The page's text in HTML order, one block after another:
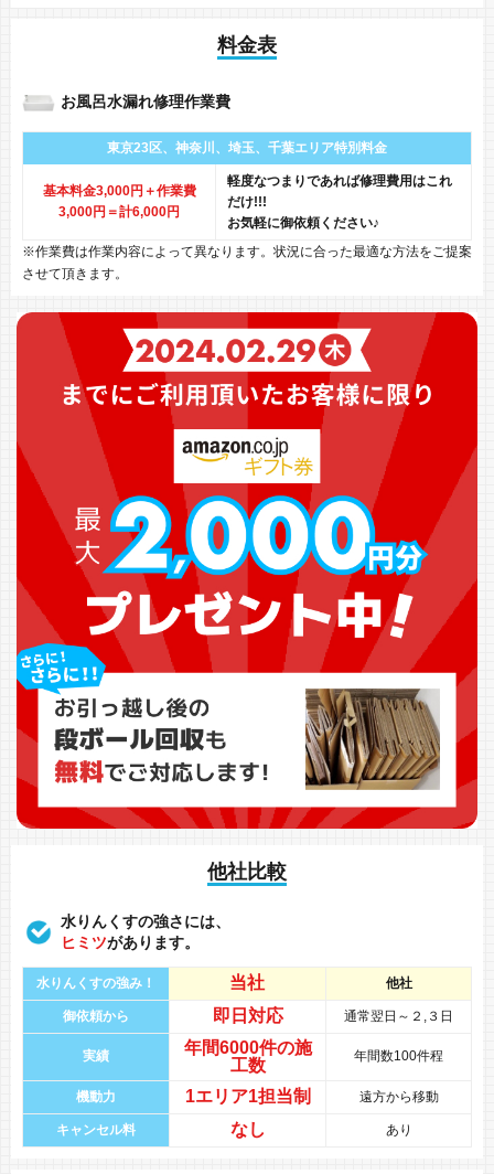
料金表
お風呂水漏れ修理作業費
東京23区、神奈川、 埼玉、千葉エリア特別料金
基本料金3,000円＋作業費
3,000円 ＝計6,000円
軽度なつまりであれば修理費用はこれ
だけ!!!
お気軽に御依頼ください♪
※作業費は作業内容によって異なります。状況に合った最適な方法をご提案
させて頂きます。
他社比較
水りんくすの強さには、
ヒミツがあります。
水りんくすの強み！ 当社 他社
御依頼から 即日対応 通常翌日～２,３日
実績 年間6000件の施
工数
年間数100件程
機動力 1エリア1担当制 遠方から移動
キャンセル料 なし あり